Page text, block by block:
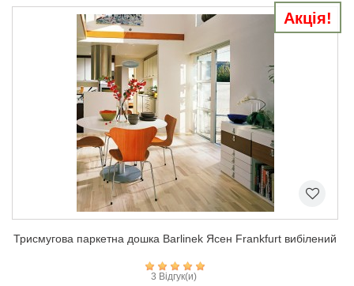
Акція!
Триcмугова паркетна дошка Barlinek Ясен Frankfurt вибілений
3 Відгук(и)